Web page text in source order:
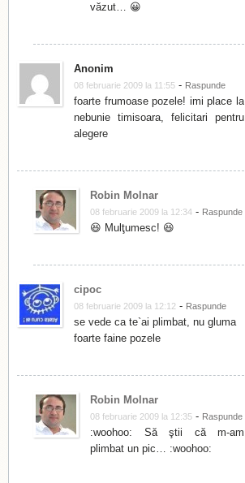
văzut… 😀
Anonim
08 februarie 2009 la 11:55 - Raspunde
foarte frumoase pozele! imi place la
nebunie timisoara, felicitari pentru
alegere
Robin Molnar
08 februarie 2009 la 12:34 - Raspunde
😆 Mulţumesc! 😆
cipoc
08 februarie 2009 la 12:12 - Raspunde
se vede ca te`ai plimbat, nu gluma
foarte faine pozele
Robin Molnar
08 februarie 2009 la 12:35 - Raspunde
:woohoo: Să ştii că m-am
plimbat un pic… :woohoo: